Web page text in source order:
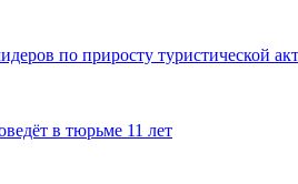
по приросту туристической
в тюрьме 11 лет